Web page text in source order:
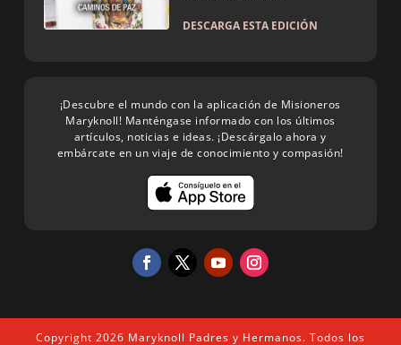
DESCARGA ESTA EDICIÓN
¡Descubre el mundo con la aplicación de Misioneros
Maryknoll! Manténgase informado con los últimos
artículos, noticias e ideas. ¡Descárgalo ahora y
embárcate en un viaje de conocimiento y compasión!
Copyright 2026 Maryknoll Padres y Hermanos. Todos los